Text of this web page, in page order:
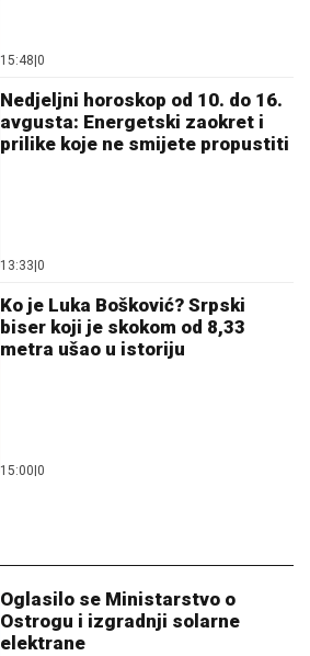
15:48 0
Nedjeljni horoskop od 10. do 16.
avgusta: Energetski zaokret i
prilike koje ne smijete propustiti
13:33 0
Ko je Luka Bošković? Srpski
biser koji je skokom od 8,33
metra ušao u istoriju
15:00 0
Oglasilo se Ministarstvo o
Ostrogu i izgradnji solarne
elektrane